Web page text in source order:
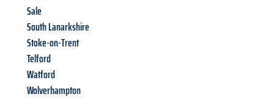
Sale
South Lanarkshire
Stoke-on-Trent
Telford
Watford
Wolverhampton